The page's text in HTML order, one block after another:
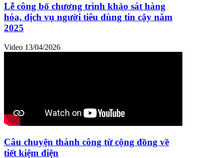
Lễ công bố chương trình khảo sát hàng
hóa, dịch vụ người tiêu dùng tin cậy năm
2025
Video 13/04/2026
Câu chuyện thành công từ cộng đồng về
tiết kiệm điện